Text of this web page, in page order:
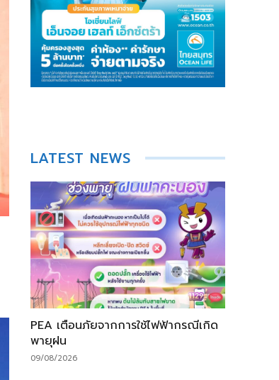
LATEST NEWS
PEA เตือนภัยจากการใช้ไฟฟ้ากรณีเกิด
พายุฝน
09/08/2026